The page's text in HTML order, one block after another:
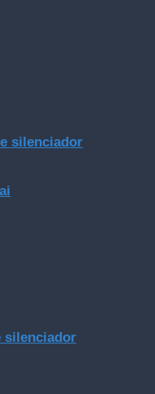
silenciador
silenciador